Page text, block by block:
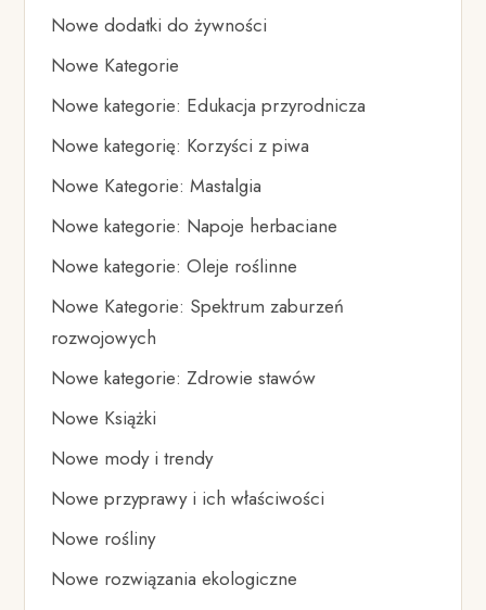
Nowe dodatki do żywności
Nowe Kategorie
Nowe kategorie: Edukacja przyrodnicza
Nowe kategorię: Korzyści z piwa
Nowe Kategorie: Mastalgia
Nowe kategorie: Napoje herbaciane
Nowe kategorie: Oleje roślinne
Nowe Kategorie: Spektrum zaburzeń
rozwojowych
Nowe kategorie: Zdrowie stawów
Nowe Książki
Nowe mody i trendy
Nowe przyprawy i ich właściwości
Nowe rośliny
Nowe rozwiązania ekologiczne